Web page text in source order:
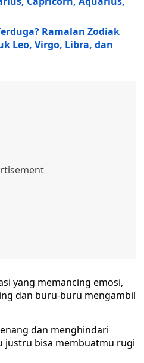
Ramalan Zodiak
Leo, Virgo, Libra, dan
yang memancing emosi,
dan buru-buru mengambil
dan menghindari
justru bisa membuatmu rugi